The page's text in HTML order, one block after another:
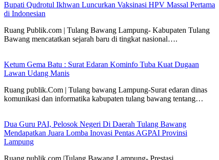
Bupati Qudrotul Ikhwan Luncurkan Vaksinasi HPV Massal Pertama
di Indonesian
Ruang Publik.com | Tulang Bawang Lampung- Kabupaten Tulang
Bawang mencatatkan sejarah baru di tingkat nasional….
Ketum Gema Batu : Surat Edaran Kominfo Tuba Kuat Dugaan
Lawan Udang Manis
Ruang publik.Com | Tulang bawang Lampung-Surat edaran dinas
komunikasi dan informatika kabupaten tulang bawang tentang…
Dua Guru PAI, Pelosok Negeri Di Daerah Tulang Bawang
Mendapatkan Juara Lomba Inovasi Pentas AGPAI Provinsi
Lampung